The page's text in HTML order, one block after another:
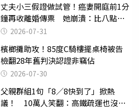
丈夫小三假證做試管！癌妻開庭前1分
鐘再收離婚傳票 她崩潰：比八點檔
還扯2026-07-31
檳榔攤助攻！85度C騎樓擺桌椅被告
檢翻28年舊判決認證非竊佔
2026-07-30
父親群組1句「8／8快到了」掀熱
議！ 10萬人笑翻：高鐵疏運也沒列